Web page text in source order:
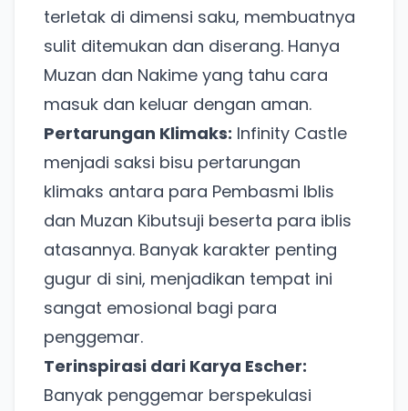
terletak di dimensi saku, membuatnya
sulit ditemukan dan diserang. Hanya
Muzan dan Nakime yang tahu cara
masuk dan keluar dengan aman.
Pertarungan Klimaks: Infinity Castle
menjadi saksi bisu pertarungan
klimaks antara para Pembasmi Iblis
dan Muzan Kibutsuji beserta para iblis
atasannya. Banyak karakter penting
gugur di sini, menjadikan tempat ini
sangat emosional bagi para
penggemar.
Terinspirasi dari Karya Escher:
Banyak penggemar berspekulasi